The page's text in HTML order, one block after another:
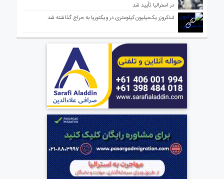
در استرالیا تأیید شد
لندکروزر یک‌میلیون کیلومتری در ویکتوریا به حراج گذاشته شد